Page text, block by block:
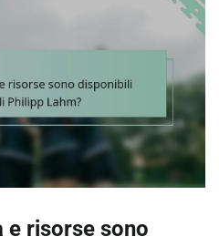
e risorse sono